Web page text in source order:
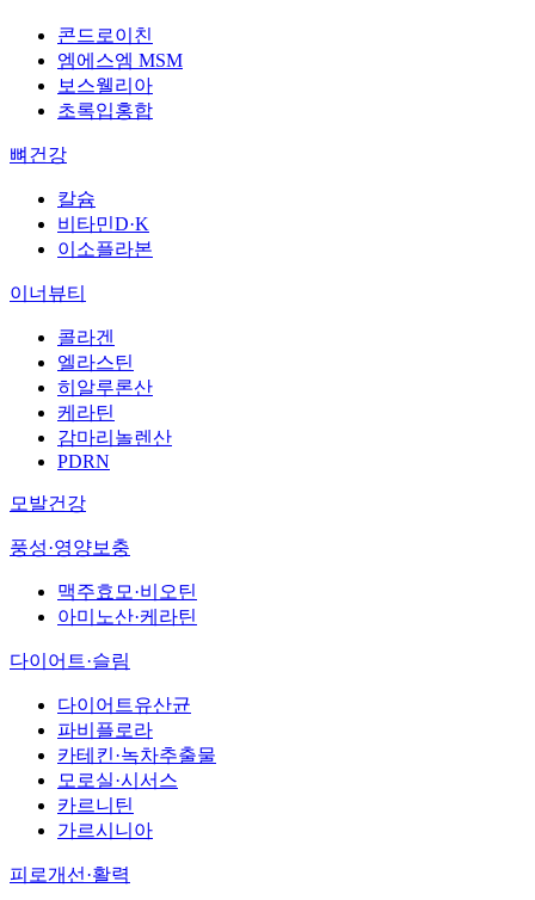
콘드로이친
엠에스엠 MSM
보스웰리아
초록입홍합
뼈건강
칼슘
비타민D·K
이소플라본
이너뷰티
콜라겐
엘라스틴
히알루론산
케라틴
감마리놀렌산
PDRN
모발건강
풍성·영양보충
맥주효모·비오틴
아미노산·케라틴
다이어트·슬림
다이어트유산균
파비플로라
카테킨·녹차추출물
모로실·시서스
카르니틴
가르시니아
피로개선·활력